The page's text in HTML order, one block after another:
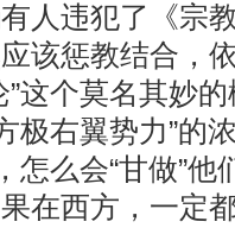
违犯了《宗教
该惩教结合，
这个莫名其妙
极右翼势力”的
怎么会“甘做”他
在西方，一定